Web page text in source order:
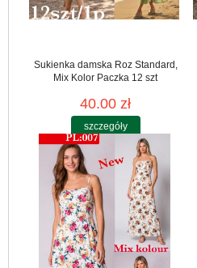
Sukienka damska Roz Standard,
Mix Kolor Paczka 12 szt
40.00 zł
szczegóły